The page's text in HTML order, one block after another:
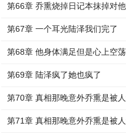
第66章 乔熏烧掉日记本抹掉对
第67章 一个耳光陆泽我们完了
第68章 他身体满足但是心上空
第69章 陆泽疯了她也疯了
第70章 真相那晚意外乔熏是被
第71章 真相那晚意外乔熏是被